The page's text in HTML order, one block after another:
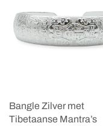
Bangle Zilver met
Tibetaanse Mantra’s